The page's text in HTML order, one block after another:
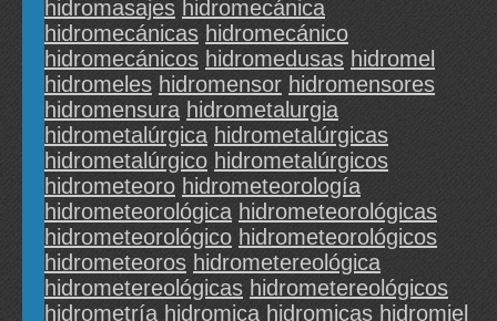
hidromasajes hidromecánica
hidromecánicas hidromecánico
hidromecánicos hidromedusas hidromel
hidromeles hidromensor hidromensores
hidromensura hidrometalurgia
hidrometalúrgica hidrometalúrgicas
hidrometalúrgico hidrometalúrgicos
hidrometeoro hidrometeorología
hidrometeorológica hidrometeorológicas
hidrometeorológico hidrometeorológicos
hidrometeoros hidrometereológica
hidrometereológicas hidrometereológicos
hidrometría hidromica hidromicas hidromiel